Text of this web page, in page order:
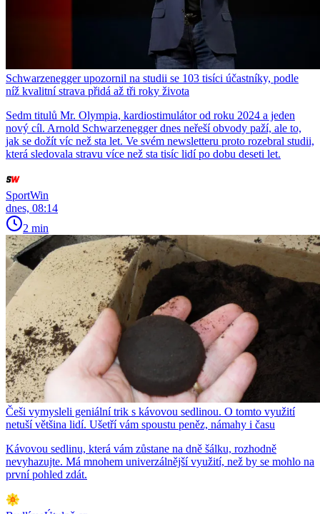
Schwarzenegger upozornil na studii se 103 tisíci účastníky, podle
níž kvalitní strava přidá až tři roky života
Sedm titulů Mr. Olympia, kardiostimulátor od roku 2024 a jeden
nový cíl. Arnold Schwarzenegger dnes neřeší obvody paží, ale to,
jak se dožít víc než sta let. Ve svém newsletteru proto rozebral studii,
která sledovala stravu více než sta tisíc lidí po dobu deseti let.
SportWin
dnes, 08:14
2 min
Češi vymysleli geniální trik s kávovou sedlinou. O tomto využití
netuší většina lidí. Ušetří vám spoustu peněz, námahy i času
Kávovou sedlinu, která vám zůstane na dně šálku, rozhodně
nevyhazujte. Má mnohem univerzálnější využití, než by se mohlo na
první pohled zdát.